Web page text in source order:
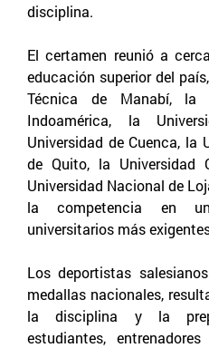
disciplina.
El certamen reunió a
educación superior del
Técnica de Manabí, la
Indoamérica, la
Universidad de Cuenca, la
de Quito, la Universidad
Universidad Nacional de
la competencia en
universitarios más
Los deportistas
medallas nacionales,
la disciplina y la
estudiantes,